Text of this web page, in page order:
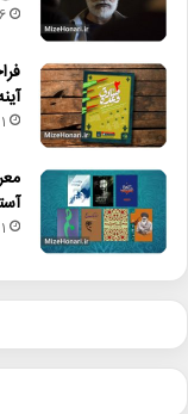
6 روز پیش
1 هفته پیش
1 هفته پیش